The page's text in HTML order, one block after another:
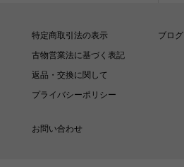
特定商取引法の表示
古物営業法に基づく表記
返品・交換に関して
プライバシーポリシー
ブログ
お問い合わせ